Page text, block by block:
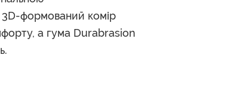
3D-формований комір
а гума Durabrasion